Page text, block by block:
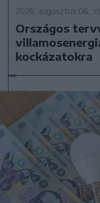
2026. augusztus 06.,
Országos
kockázatokra